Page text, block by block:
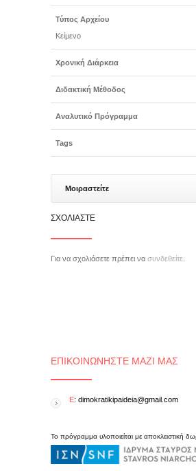
Τύπος Αρχείου
Κείμενο
Χρονική Διάρκεια
Διδακτική Μέθοδος
Αναλυτικό Πρόγραμμα
Tags
Μοιραστείτε
ΣΧΟΛΙΆΣΤΕ
Για να σχολιάσετε πρέπει να συνδεθείτε
ΕΠΙΚΟΙΝΩΝΉΣΤΕ ΜΑΖΊ ΜΑΣ
E: dimokratikipaideia@gmail.com
Το πρόγραμμα υλοποιείται με αποκλειστική